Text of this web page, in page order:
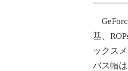
基、
ックス
バス幅